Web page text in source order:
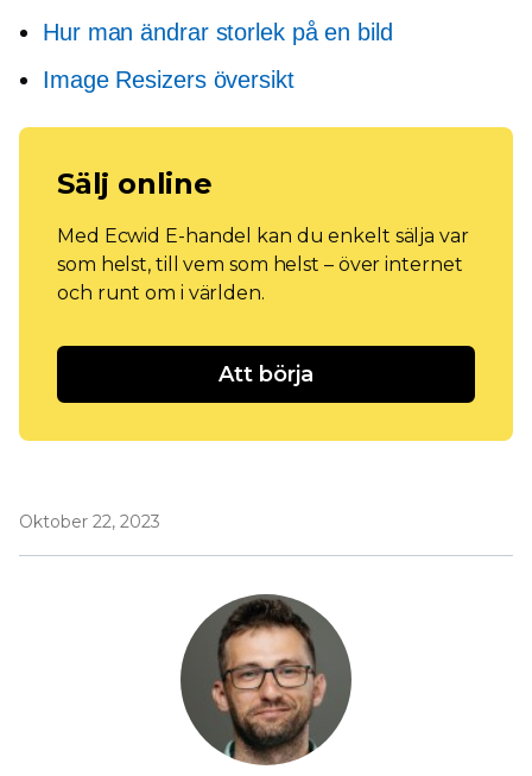
Hur man ändrar storlek på en bild
Image Resizers översikt
Sälj online
Med Ecwid E-handel kan du enkelt sälja var
som helst, till vem som helst – över internet
och runt om i världen.
Att börja
Oktober 22, 2023